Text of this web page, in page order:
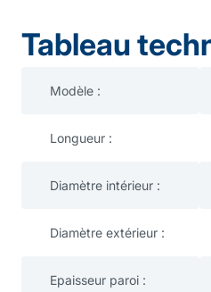
Tableau
Modèle :
Longueur :
Diamètre intérieur :
Diamètre extérieur :
Epaisseur paroi :